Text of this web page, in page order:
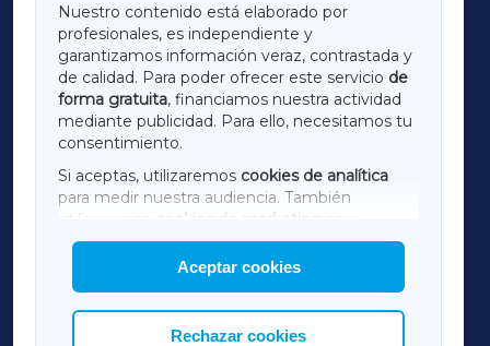
Nuestro contenido está elaborado por
profesionales, es independiente y
garantizamos información veraz, contrastada y
de calidad. Para poder ofrecer este servicio de
forma gratuita, financiamos nuestra actividad
mediante publicidad. Para ello, necesitamos tu
consentimiento.
Si aceptas, utilizaremos cookies de analítica
para medir nuestra audiencia. También
utilizaremos
cookies de marketing
mostrar publicidad de terceros.
Asimismo, puedes personalizar la elección de
las cookies que deseas permitir.
Aceptar cookies
Rechazar cookies
LUGOXA
TERRACHAXA
AMARIÑAXA
RIBEIRASACRAXA
ACORUÑAXA